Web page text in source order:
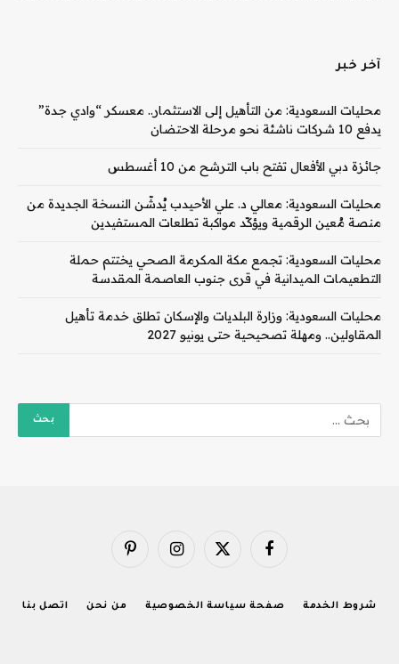
آخر خبر
محليات السعودية: من التأهيل إلى الاستثمار.. معسكر “وادي جدة”
يدفع 10 شركات ناشئة نحو مرحلة الاحتضان
جائزة دبي الأفعال تفتح باب الترشح من 10 أغسطس
محليات السعودية: معالي د. علي الأحيدب يُدشّن النسخة الجديدة من
منصة مُعين الرقمية ويؤكّد مواكبة تطلعات المستفيدين
محليات السعودية: تجمع مكة المكرمة الصحي يختتم حملة
التطعيمات الميدانية في قرى جنوب العاصمة المقدسة
محليات السعودية: وزارة البلديات والإسكان تطلق خدمة تأهيل
المقاولين.. ومهلة تصحيحية حتى يونيو 2027
فيسبوك X
الانستغرامبينتيريست
شروط الخدمة صفحة سياسة الخصوصية من نحن اتصل بنا